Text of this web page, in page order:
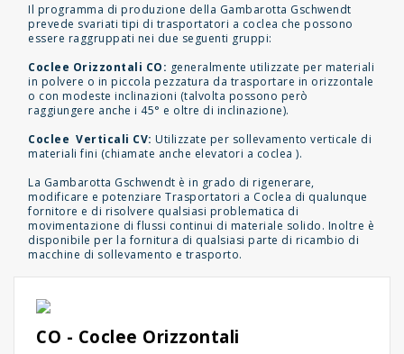
Il programma di produzione della Gambarotta Gschwendt
prevede svariati tipi di trasportatori a coclea che possono
essere raggruppati nei due seguenti gruppi:
Coclee Orizzontali CO: generalmente utilizzate per materiali
in polvere o in piccola pezzatura da trasportare in orizzontale
o con modeste inclinazioni (talvolta possono però
raggiungere anche i 45° e oltre di inclinazione).
Coclee Verticali CV: Utilizzate per sollevamento verticale di
materiali fini (chiamate anche elevatori a coclea ).
La Gambarotta Gschwendt è in grado di rigenerare,
modificare e potenziare Trasportatori a Coclea di qualunque
fornitore e di risolvere qualsiasi problematica di
movimentazione di flussi continui di materiale solido. Inoltre è
disponibile per la fornitura di qualsiasi parte di ricambio di
macchine di sollevamento e trasporto.
CO - Coclee Orizzontali